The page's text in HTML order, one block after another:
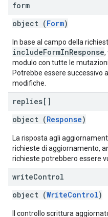
form
object (Form)
In base al campo della
includeFormInResponse,
modulo con tutte le
Potrebbe essere successivo
modifiche.
replies[]
object (Response)
La risposta agli
richieste di aggiornamento,
richieste potrebbero essere
writeControl
object (WriteControl)
Il controllo scrittura